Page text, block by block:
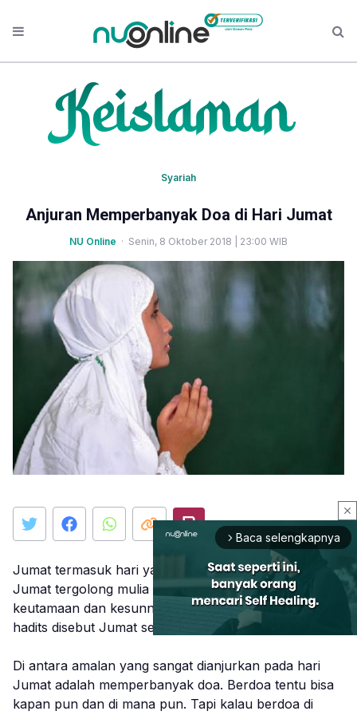
Syariah
Anjuran Memperbanyak Doa di Hari Jumat
NU Online · Senin, 8 Oktober 2018 | 23:00 WIB
Jumat termasuk hari yang dimuliakan dalam Islam.
Jumat tergolong mulia karena di dalamnya terdapat
keutamaan dan kesunnahan. Bahkan, dalam beberapa
hadits disebut Jumat sebagai hari raya umat Islam.
Di antara amalan yang sangat dianjurkan pada hari
Jumat adalah memperbanyak doa. Berdoa tentu bisa
kapan pun dan di mana pun. Tapi kalau berdoa di
close
arrow_forward_ios Baca selengkapnya
Mute